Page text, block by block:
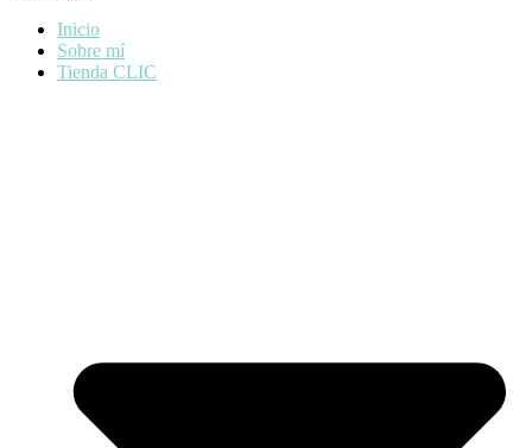
Inicio
Sobre mí
Tienda CLIC